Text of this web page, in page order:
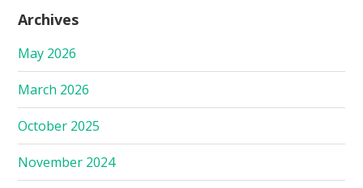
Archives
May 2026
March 2026
October 2025
November 2024